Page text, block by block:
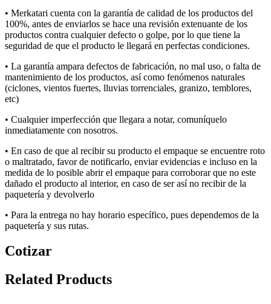
• Merkatari cuenta con la garantía de calidad de los productos del
100%, antes de enviarlos se hace una revisión extenuante de los
productos contra cualquier defecto o golpe, por lo que tiene la
seguridad de que el producto le llegará en perfectas condiciones.
• La garantía ampara defectos de fabricación, no mal uso, o falta de
mantenimiento de los productos, así como fenómenos naturales
(ciclones, vientos fuertes, lluvias torrenciales, granizo, temblores,
etc)
• Cualquier imperfección que llegara a notar, comuníquelo
inmediatamente con nosotros.
• En caso de que al recibir su producto el empaque se encuentre roto
o maltratado, favor de notificarlo, enviar evidencias e incluso en la
medida de lo posible abrir el empaque para corroborar que no este
dañado el producto al interior, en caso de ser así no recibir de la
paquetería y devolverlo
• Para la entrega no hay horario específico, pues dependemos de la
paquetería y sus rutas.
Cotizar
Related Products